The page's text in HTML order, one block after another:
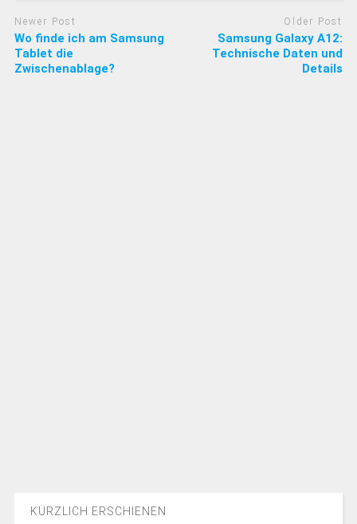
Newer Post
Wo finde ich am Samsung
Tablet die
Zwischenablage?
Older Post
Samsung Galaxy A12:
Technische Daten und
Details
KÜRZLICH ERSCHIENEN